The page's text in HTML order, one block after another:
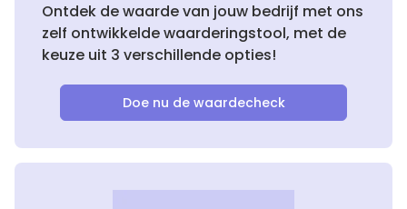
Ontdek de waarde van jouw bedrijf met ons
zelf ontwikkelde waarderingstool, met de
keuze uit 3 verschillende opties!
Doe nu de waardecheck